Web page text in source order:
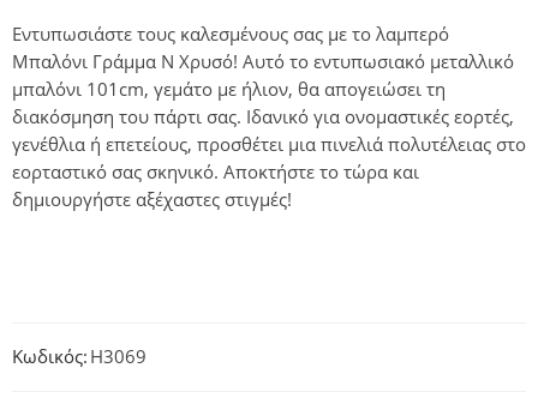
Εντυπωσιάστε τους καλεσμένους σας με το λαμπερό
Μπαλόνι Γράμμα N Χρυσό! Αυτό το εντυπωσιακό μεταλλικό
μπαλόνι 101cm, γεμάτο με ήλιον, θα απογειώσει τη
διακόσμηση του πάρτι σας. Ιδανικό για ονομαστικές εορτές,
γενέθλια ή επετείους, προσθέτει μια πινελιά πολυτέλειας στο
εορταστικό σας σκηνικό. Αποκτήστε το τώρα και
δημιουργήστε αξέχαστες στιγμές!
Κωδικός: H3069